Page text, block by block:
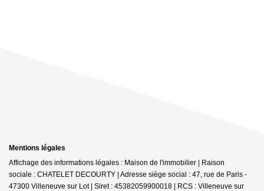
Mentions légales
Affichage des informations légales : Maison de l'immobilier | Raison
sociale : CHATELET DECOURTY | Adresse siège social : 47, rue de Paris -
47300 Villeneuve sur Lot | Siret : 45382059900018 | RCS : Villeneuve sur